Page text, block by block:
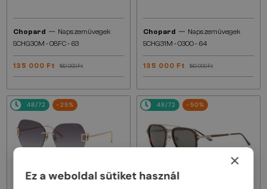
Chopard — Napszemüvegek
SCHG30M - 08FC - 63
135 000 Ft 180 000 Ft
Chopard — Napszemüvegek
SCHG31M - 0300 - 64
135 000 Ft 180 000 Ft
48/72 -25% 48/72 -50%
×
Ez a weboldal sütiket használ